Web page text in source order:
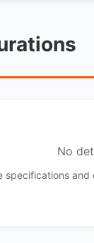
No
specifications and